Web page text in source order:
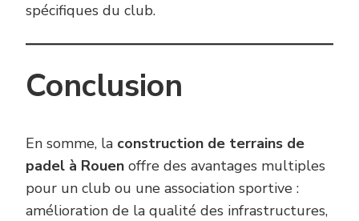
spécifiques du club.
Conclusion
En somme, la construction de terrains de
padel à Rouen offre des avantages multiples
pour un club ou une association sportive :
amélioration de la qualité des infrastructures,